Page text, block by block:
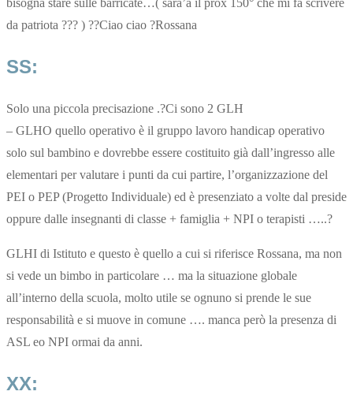
da patriota ??? ) ??Ciao ciao ?Rossana
SS:
Solo una piccola precisazione .?Ci sono 2 GLH
– GLHO quello operativo è il gruppo lavoro handicap operativo
solo sul bambino e dovrebbe essere costituito già dall’ingresso alle
elementari per valutare i punti da cui partire, l’organizzazione del
PEI o PEP (Progetto Individuale) ed è presenziato a volte dal preside
oppure dalle insegnanti di classe + famiglia + NPI o terapisti …..?
GLHI di Istituto e questo è quello a cui si riferisce Rossana, ma non
si vede un bimbo in particolare … ma la situazione globale
all’interno della scuola, molto utile se ognuno si prende le sue
responsabilità e si muove in comune …. manca però la presenza di
ASL eo NPI ormai da anni.
XX: